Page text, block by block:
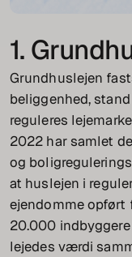
1.
Grundhuslejen
beliggenhed,
reguleres
2022 har samlet
og
at huslejen i
ejendomme opført
20.000
lejedes værdi